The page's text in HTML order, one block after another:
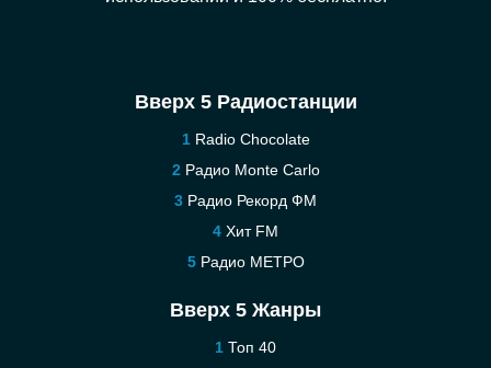
Вверх 5 Радиостанции
Radio Chocolate
Радио Monte Carlo
Радио Рекорд ФМ
Хит FM
Радио МЕТРО
Вверх 5 Жанры
Топ 40